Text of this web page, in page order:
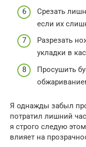
Срезать
если их
Разрезать
укладки в
Просушить
Я однажды забыл
потратил лишний
я строго следую
влияет на